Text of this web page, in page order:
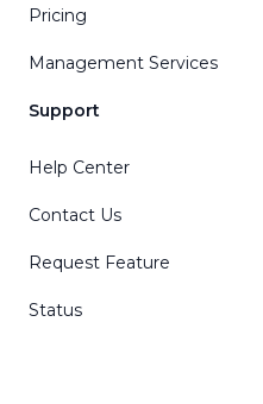
Pricing
Management Services
Support
Help Center
Contact Us
Request Feature
Status